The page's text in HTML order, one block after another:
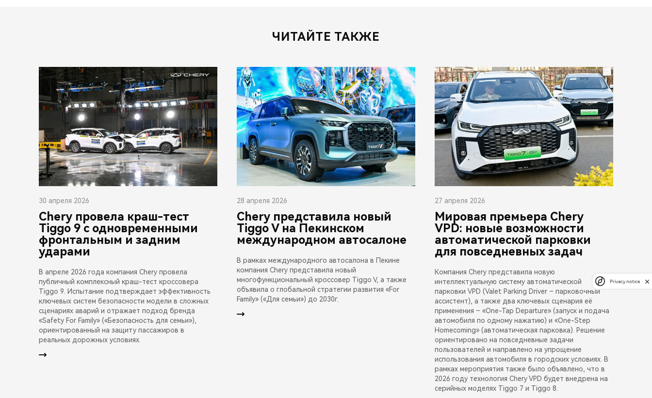
ЧИТАЙТЕ ТАКЖЕ
30 апреля 2026
Chery провела краш-тест
Tiggo 9 с одновременными
фронтальным и задним
ударами
В апреле 2026 года компания Chery провела
публичный комплексный краш-тест кроссовера
Tiggo 9. Испытание подтверждает эффективность
ключевых систем безопасности модели в сложных
сценариях аварий и отражает подход бренда
«Safety For Family» («Безопасность для семьи»),
ориентированный на защиту пассажиров в
реальных дорожных условиях.
28 апреля 2026
Chery представила новый
Tiggo V на Пекинском
международном автосалоне
В рамках международного автосалона в Пекине
компания Chery представила новый
многофункциональный кроссовер Tiggo V, а также
объявила о глобальной стратегии развития «For
Family» («Для семьи») до 2030г.
27 апреля 2026
Мировая премьера Chery
VPD: новые возможности
автоматической парковки
для повседневных задач
Компания Chery представила новую
интеллектуальную систему автоматической
парковки VPD (Valet Parking Driver – парковочный
ассистент), а также два ключевых сценария её
применения – «One-Tap Departure» (запуск и подача
автомобиля по одному нажатию) и «One-Step
Homecoming» (автоматическая парковка). Решение
ориентировано на повседневные задачи
пользователей и направлено на упрощение
использования автомобиля в городских условиях. В
рамках мероприятия также было объявлено, что в
2026 году технология Chery VPD будет внедрена на
серийных моделях Tiggo 7 и Tiggo 8.
Privacy notice